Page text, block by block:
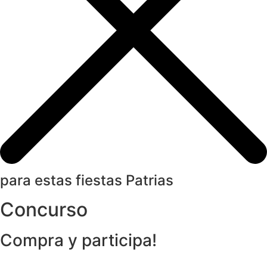
para estas fiestas Patrias
Concurso
Compra y participa!